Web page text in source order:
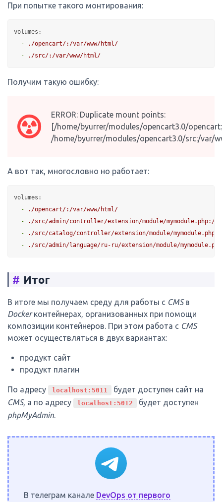
При попытке такого монтирования:
volumes:
-
./opencart/:/var/www/html/
-
./src/:/var/www/html/
Получим такую ошибку:
ERROR: Duplicate mount points:
[/home/byurrer/modules/opencart3.0/
/home/byurrer/modules/opencart3.0/src:/var/
А вот так, многословно но работает:
volumes:
-
./opencart/:/var/www/html/
-
./src/admin/controller/extension/module/mymodule.php:/
-
./src/catalog/controller/extension/module/
-
./src/admin/language/ru-ru/extension/module/
# Итог
В итоге мы получаем среду для работы с CMSв
Dockerконтейнерах, организованных при помощи
композиции контейнеров. При этом работа с CMS
может осуществляться в двух вариантах:
продукт сайт
продукт плагин
По адресу localhost:5011
будет доступен сайт на
CMS, а по адресу localhost:5012
будет доступен
phpMyAdmin.
В телеграм канале DevOps от первого